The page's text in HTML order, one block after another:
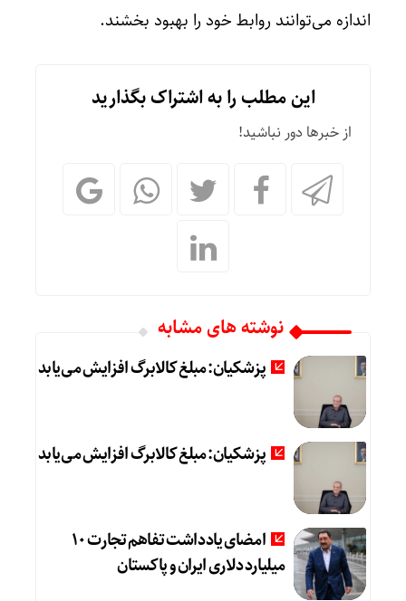
اندازه می‌توانند روابط خود را بهبود بخشند.
این مطلب را به اشتراک بگذارید
از خبرها دور نباشید!
نوشته های مشابه
پزشکیان: مبلغ کالابرگ افزایش می‌یابد
پزشکیان: مبلغ کالابرگ افزایش می‌یابد
امضای یادداشت تفاهم تجارت ۱۰
میلیارد دلاری ایران و پاکستان